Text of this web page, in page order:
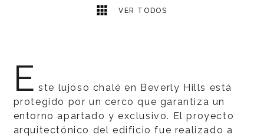
VER TODOS
E ste lujoso chalé en Beverly Hills está
protegido por un cerco que garantiza un
entorno apartado y exclusivo. El proyecto
arquitectónico del edificio fue realizado a